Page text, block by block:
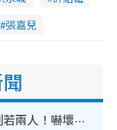
張嘉兒
簡淑兒染金毛剪短頭髮氣質判若兩人！嚇壞老公麥大力都認唔出：「你做咩事？」